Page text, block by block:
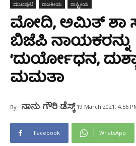
ಮುಖಪುಟ ರಾಜಕೀಯ ರಾಷ್ಟ್ರೀಯ
ಮೋದಿ, ಅಮಿತ್‌ ಶಾ
ಬಿಜೆಪಿ ನಾಯಕರನ್ನು
‘ದುರ್ಯೋಧನ,
ಮಮತಾ
By : ನಾನು ಗೌರಿ ಡೆಸ್ಕ್ 19 March 2021, 4:56
Facebook WhatsApp